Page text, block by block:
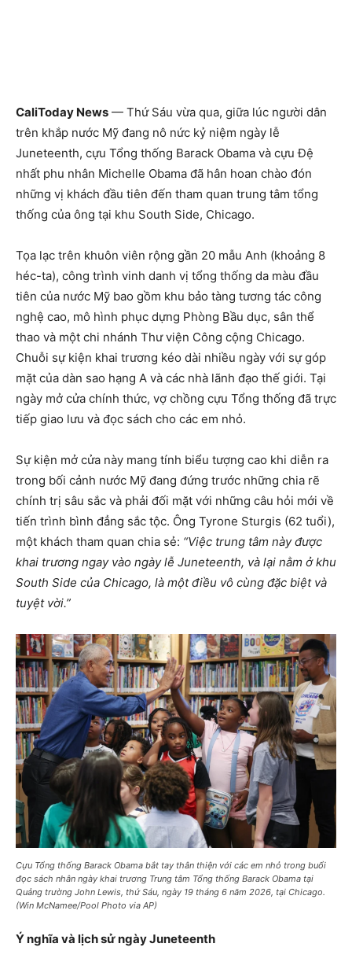
CaliToday News — Thứ Sáu vừa qua, giữa lúc người dân
trên khắp nước Mỹ đang nô nức kỷ niệm ngày lễ
Juneteenth, cựu Tổng thống Barack Obama và cựu Đệ
nhất phu nhân Michelle Obama đã hân hoan chào đón
những vị khách đầu tiên đến tham quan trung tâm tổng
thống của ông tại khu South Side, Chicago.
Tọa lạc trên khuôn viên rộng gần 20 mẫu Anh (khoảng 8
héc-ta), công trình vinh danh vị tổng thống da màu đầu
tiên của nước Mỹ bao gồm khu bảo tàng tương tác công
nghệ cao, mô hình phục dựng Phòng Bầu dục, sân thể
thao và một chi nhánh Thư viện Công cộng Chicago.
Chuỗi sự kiện khai trương kéo dài nhiều ngày với sự góp
mặt của dàn sao hạng A và các nhà lãnh đạo thế giới. Tại
ngày mở cửa chính thức, vợ chồng cựu Tổng thống đã trực
tiếp giao lưu và đọc sách cho các em nhỏ.
Sự kiện mở cửa này mang tính biểu tượng cao khi diễn ra
trong bối cảnh nước Mỹ đang đứng trước những chia rẽ
chính trị sâu sắc và phải đối mặt với những câu hỏi mới về
tiến trình bình đẳng sắc tộc. Ông Tyrone Sturgis (62 tuổi),
một khách tham quan chia sẻ: “Việc trung tâm này được
khai trương ngay vào ngày lễ Juneteenth, và lại nằm ở khu
South Side của Chicago, là một điều vô cùng đặc biệt và
tuyệt vời.”
Cựu Tổng thống Barack Obama bắt tay thân thiện với các em nhỏ trong buổi
đọc sách nhân ngày khai trương Trung tâm Tổng thống Barack Obama tại
Quảng trường John Lewis, thứ Sáu, ngày 19 tháng 6 năm 2026, tại Chicago.
(Win McNamee/Pool Photo via AP)
Ý nghĩa và lịch sử ngày Juneteenth